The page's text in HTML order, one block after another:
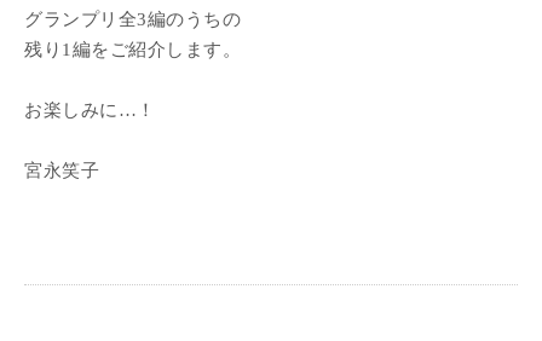
グランプリ全3編のうちの
残り1編をご紹介します。
お楽しみに…！
宮永笑子